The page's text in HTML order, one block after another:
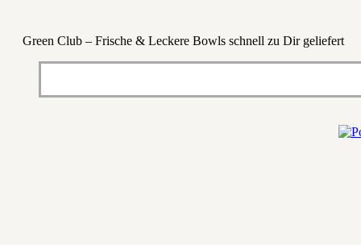
Green Club – Frische & Leckere Bowls schnell zu Dir geliefert